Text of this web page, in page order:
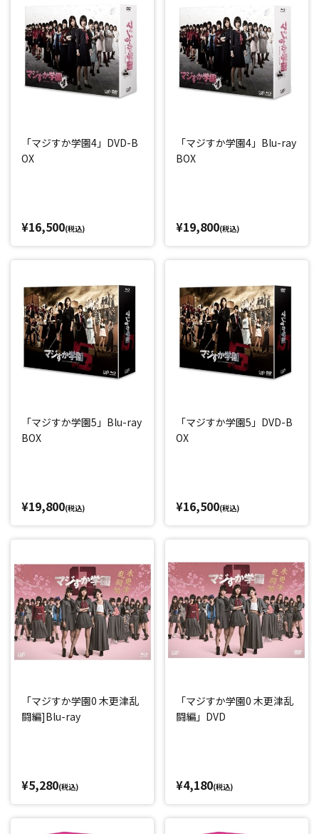
「マジすか学園4」DVD-B
OX
¥16,500(税込)
「マジすか学園4」Blu-ray
BOX
¥19,800(税込)
「マジすか学園5」Blu-ray
BOX
¥19,800(税込)
「マジすか学園5」DVD-B
OX
¥16,500(税込)
「マジすか学園0 木更津乱
闘編]Blu-ray
¥5,280(税込)
「マジすか学園0 木更津乱
闘編」DVD
¥4,180(税込)